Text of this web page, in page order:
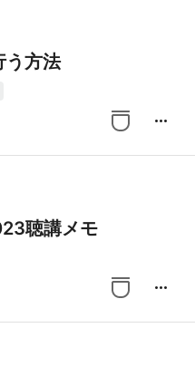
方法
more_horiz
聴講メモ
more_horiz